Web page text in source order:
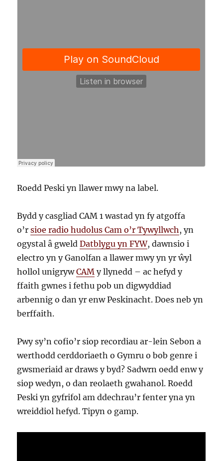
Roedd Peski yn llawer mwy na label.
Bydd y casgliad CAM 1 wastad yn fy atgoffa
o’rsioe radio hudolus Cam o’r Tywyllwch, yn
ogystal â gweldDatblygu yn FYW, dawnsio i
electro yn y Ganolfan a llawer mwy yn yr ŵyl
hollol unigrywCAM y llynedd – ac hefyd y
ffaith gwnes i fethu pob un digwyddiad
arbennig o dan yr enw Peskinacht. Does neb yn
berffaith.
Pwy sy’n cofio’r siop recordiau ar-lein Sebon a
werthodd cerddoriaeth o Gymru o bob genre i
gwsmeriaid ar draws y byd? Sadwrn oedd enw y
siop wedyn, o dan reolaeth gwahanol. Roedd
Peski yn gyfrifol am ddechrau’r fenter yna yn
wreiddiol hefyd. Tipyn o gamp.